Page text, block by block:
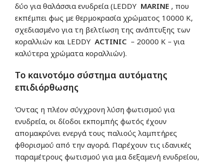
δύο για θαλάσσια ενυδρεία (LEDDY MARINE , που
εκπέμπει φως με θερμοκρασία χρώματος 10000 K,
σχεδιασμένο για τη βελτίωση της ανάπτυξης των
κοραλλιών και LEDDY ACTINIC – 20000 K – για
καλύτερα χρώματα κοραλλιών).
Το καινοτόμο σύστημα αυτόματης
επιδιόρθωσης
Όντας η πλέον σύγχρονη λύση φωτισμού για
ενυδρεία, οι δίοδοι εκπομπής φωτός έχουν
απομακρύνει ενεργά τους παλιούς λαμπτήρες
φθορισμού από την αγορά. Παρέχουν τις ιδανικές
παραμέτρους φωτισμού για μια δεξαμενή ενυδρείου,